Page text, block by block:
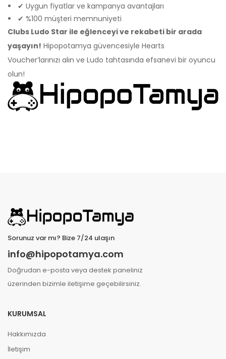
✔ Uygun fiyatlar ve kampanya avantajları
✔ %100 müşteri memnuniyeti
Clubs Ludo Star ile eğlenceyi ve rekabeti bir arada
yaşayın! Hipopotamya güvencesiyle Hearts
Voucher’larınızı alın ve Ludo tahtasında efsanevi bir oyuncu
olun!
Sorunuz var mı? Bize 7/24 ulaşın
info@hipopotamya.com
Doğrudan e-posta veya destek paneliniz
üzerinden bizimle iletişime geçebilirsiniz.
KURUMSAL
Hakkımızda
İletişim